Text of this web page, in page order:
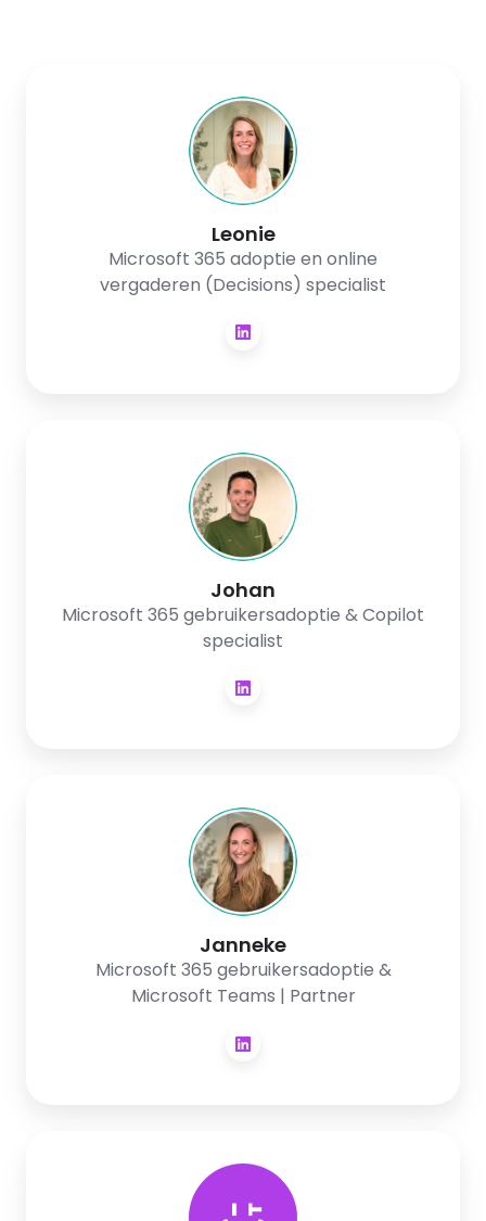
Leonie
Microsoft 365 adoptie en online
vergaderen (Decisions) specialist
Johan
Microsoft 365 gebruikersadoptie & Copilot
specialist
Janneke
Microsoft 365 gebruikersadoptie &
Microsoft Teams | Partner